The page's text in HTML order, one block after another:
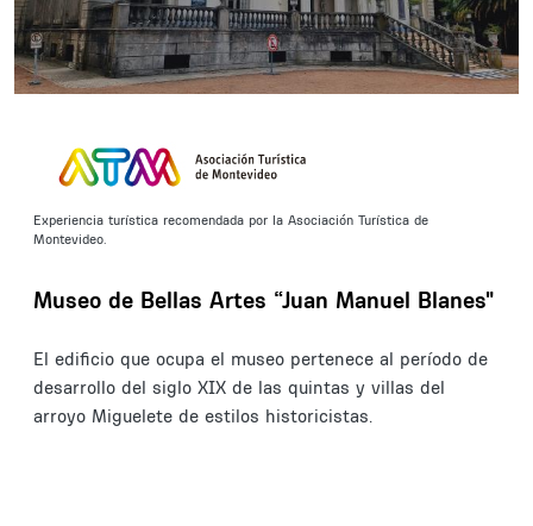
Experiencia turística recomendada por la Asociación Turística de
Montevideo.
Museo de Bellas Artes “Juan Manuel Blanes"
El edificio que ocupa el museo pertenece al período de
desarrollo del siglo XIX de las quintas y villas del
arroyo Miguelete de estilos historicistas.